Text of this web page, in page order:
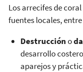
Los arrecifes de
fuentes locales,
Destruccióno
desarrollo
aparejos y